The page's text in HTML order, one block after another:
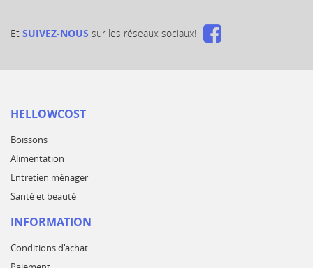
Et SUIVEZ-NOUS sur les réseaux sociaux!
HELLOWCOST
Boissons
Alimentation
Entretien ménager
Santé et beauté
INFORMATION
Conditions d'achat